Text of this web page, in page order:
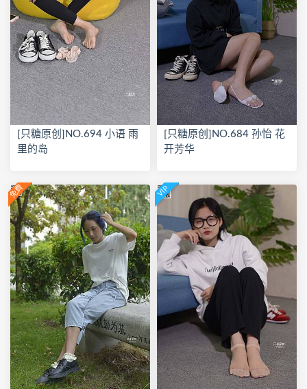
[只糖原创]NO.694 小语 雨
里的岛
[只糖原创]NO.684 孙怡 花
开芳华
免費 VIP